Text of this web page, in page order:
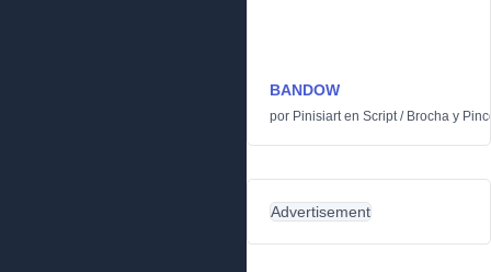
BANDOW
por Pinisiarten Script/ Brocha y
Advertisement